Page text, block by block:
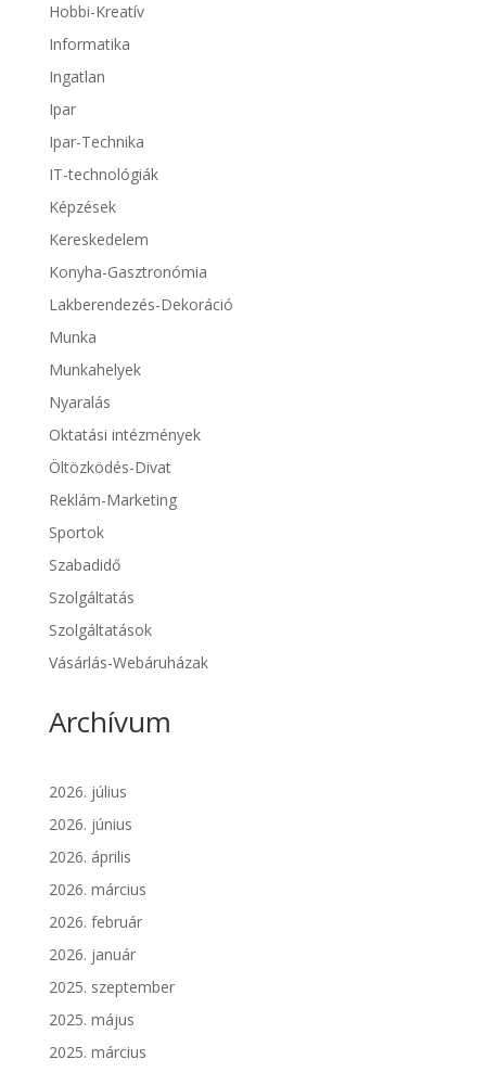
Hobbi-Kreatív
Informatika
Ingatlan
Ipar
Ipar-Technika
IT-technológiák
Képzések
Kereskedelem
Konyha-Gasztronómia
Lakberendezés-Dekoráció
Munka
Munkahelyek
Nyaralás
Oktatási intézmények
Öltözködés-Divat
Reklám-Marketing
Sportok
Szabadidő
Szolgáltatás
Szolgáltatások
Vásárlás-Webáruházak
Archívum
2026. július
2026. június
2026. április
2026. március
2026. február
2026. január
2025. szeptember
2025. május
2025. március